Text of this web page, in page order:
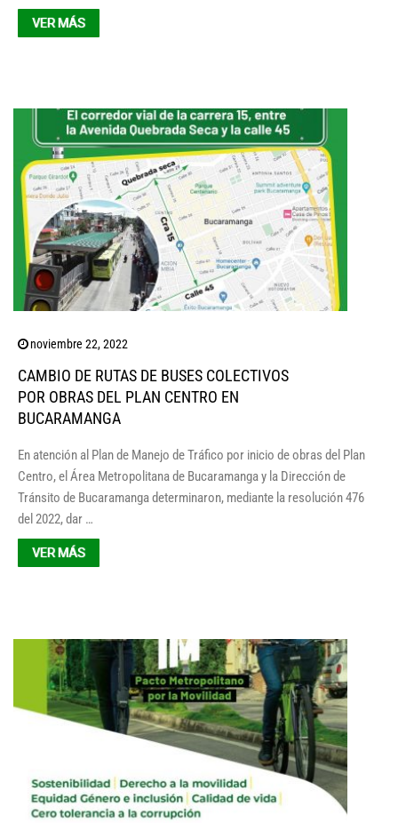
VER MÁS
noviembre 22, 2022
CAMBIO DE RUTAS DE BUSES COLECTIVOS
POR OBRAS DEL PLAN CENTRO EN
BUCARAMANGA
En atención al Plan de Manejo de Tráfico por inicio de obras del Plan
Centro, el Área Metropolitana de Bucaramanga y la Dirección de
Tránsito de Bucaramanga determinaron, mediante la resolución 476
del 2022, dar …
VER MÁS